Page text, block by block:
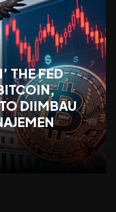
THE FED
DIIMBAU